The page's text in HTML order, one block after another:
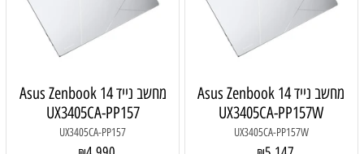
מחשב נייד Asus Zenbook 14
UX3405CA-PP157W
UX3405CA-PP157W
מחשב נייד Asus Zenbook 14
UX3405CA-PP157
UX3405CA-PP157